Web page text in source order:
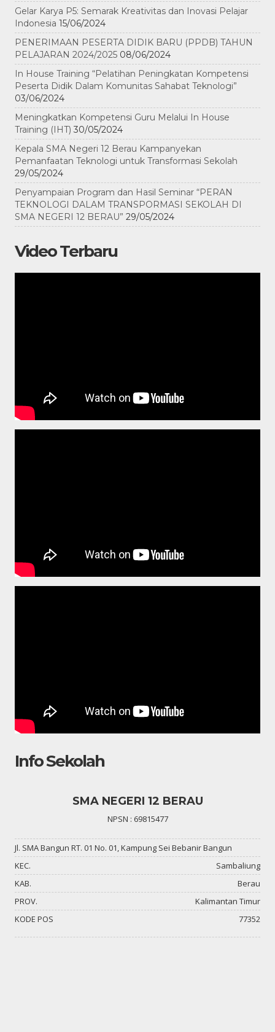
Gelar Karya P5: Semarak Kreativitas dan Inovasi Pelajar
Indonesia 15/06/2024
PENERIMAAN PESERTA DIDIK BARU (PPDB) TAHUN
PELAJARAN 2024/2025 08/06/2024
In House Training “Pelatihan Peningkatan Kompetensi
Peserta Didik Dalam Komunitas Sahabat Teknologi”
03/06/2024
Meningkatkan Kompetensi Guru Melalui In House
Training (IHT) 30/05/2024
Kepala SMA Negeri 12 Berau Kampanyekan
Pemanfaatan Teknologi untuk Transformasi Sekolah
29/05/2024
Penyampaian Program dan Hasil Seminar “PERAN
TEKNOLOGI DALAM TRANSPORMASI SEKOLAH DI
SMA NEGERI 12 BERAU” 29/05/2024
Video Terbaru
Info Sekolah
SMA NEGERI 12 BERAU
NPSN : 69815477
Jl. SMA Bangun RT. 01 No. 01, Kampung Sei Bebanir Bangun
KEC.
Sambaliung
KAB.
Berau
PROV.
Kalimantan Timur
KODE POS
77352